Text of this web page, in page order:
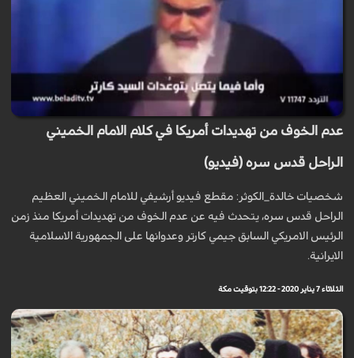
عدم الخوف من تهديدات أمريكا في كلام الامام الخميني
الراحل قدس سره (فيديو)
شخصيات خالدة_الكوثر: مقطع فيديو أرشيفي للامام الخميني العظيم
الراحل قدس سره، يتحدث فيه عن عدم الخوف من تهديدات أمريكا منذ زمن
الرئيس الامريكي السابق جيمي كارتر وعدوانها على الجمهورية الاسلامية
الايرانية.
الثلاثاء 7 يناير 2020 - 12:22 بتوقيت مكة